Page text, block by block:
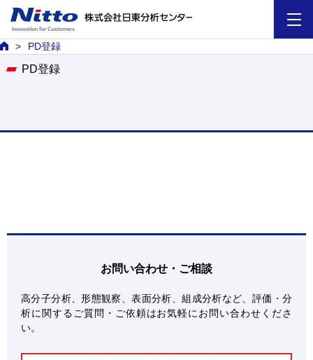
本文へリンク
PD登録
PD登録
お問い合わせ・ご相談
高分子分析、形態観察、表面分析、組成分析など、評価・分
析に関するご質問・ご依頼はお気軽にお問い合わせくださ
い。